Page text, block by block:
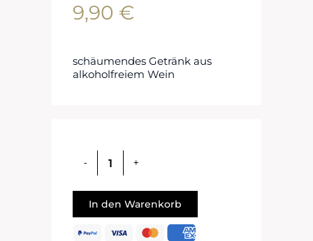
9,90 €
schäumendes Getränk aus
alkoholfreiem Wein
In den Warenkorb